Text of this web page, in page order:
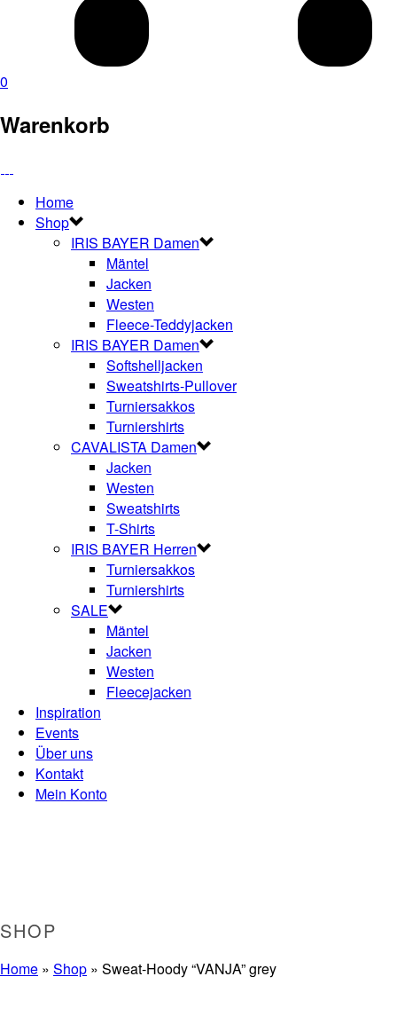
0
Warenkorb
Home
Shop
IRIS BAYER Damen
Mäntel
Jacken
Westen
Fleece-Teddyjacken
IRIS BAYER Damen
Softshelljacken
Sweatshirts-Pullover
Turniersakkos
Turniershirts
CAVALISTA Damen
Jacken
Westen
Sweatshirts
T-Shirts
IRIS BAYER Herren
Turniersakkos
Turniershirts
SALE
Mäntel
Jacken
Westen
Fleecejacken
Inspiration
Events
Über uns
Kontakt
Mein Konto
SHOP
Home » Shop » Sweat-Hoody “VANJA” grey